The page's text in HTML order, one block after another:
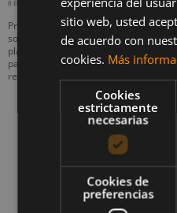
8 ENERO, 2021 NO HAY COMENTARIOS
Procurar tener una práctica de
sostenible puede beneficiar tu salud
planeta. ¡Conoce los mejores consejos
para practicar deportes de forma
respetuosa con el medioambiente!
sitio web, usted
de acuerdo con
cookies. Más
Cookies
estrictamente
necesarias
Cookies de
preferencias